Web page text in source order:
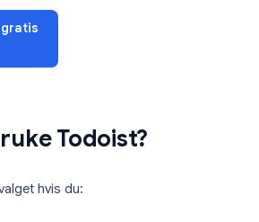
gratis
Todoist?
hvis du: